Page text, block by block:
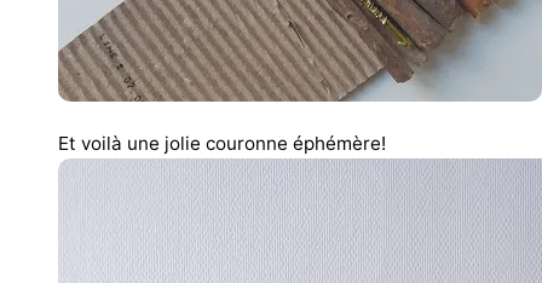
Et voilà une jolie couronne éphémère!